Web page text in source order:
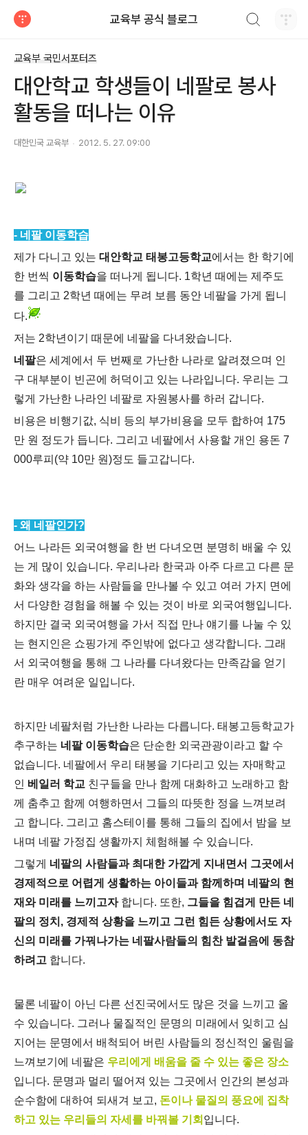
교육부 공식 블로그
교육부 국민서포터즈
대안학교 학생들이 네팔로 봉사
활동을 떠나는 이유
대한민국 교육부 2012. 5. 27. 09:00
- 네팔 이동학습
제가 다니고 있는 대안학교 태봉고등학교에서는 한 학기에
한 번씩 이동학습을 떠나게 됩니다. 1학년 때에는 제주도
를 그리고 2학년 때에는 무려 보름 동안 네팔을 가게 됩니
다.
저는 2학년이기 때문에 네팔을 다녀왔습니다.
네팔은 세계에서 두 번째로 가난한 나라로 알려졌으며 인
구 대부분이 빈곤에 허덕이고 있는 나라입니다. 우리는 그
렇게 가난한 나라인 네팔로 자원봉사를 하러 갑니다.
비용은 비행기값, 식비 등의 부가비용을 모두 합하여 175
만 원 정도가 듭니다. 그리고 네팔에서 사용할 개인 용돈 7
000루피(약 10만 원)정도 들고갑니다.
- 왜 네팔인가?
어느 나라든 외국여행을 한 번 다녀오면 분명히 배울 수 있
는 게 많이 있습니다. 우리나라 한국과 아주 다르고 다른 문
화와 생각을 하는 사람들을 만나볼 수 있고 여러 가지 면에
서 다양한 경험을 해볼 수 있는 것이 바로 외국여행입니다.
하지만 결국 외국여행을 가서 직접 만나 얘기를 나눌 수 있
는 현지인은 쇼핑가게 주인밖에 없다고 생각합니다. 그래
서 외국여행을 통해 그 나라를 다녀왔다는 만족감을 얻기
란 매우 여려운 일입니다.
하지만 네팔처럼 가난한 나라는 다릅니다. 태봉고등학교가
추구하는 네팔 이동학습은 단순한 외국관광이라고 할 수
없습니다. 네팔에서 우리 태봉을 기다리고 있는 자매학교
인 베일러 학교 친구들을 만나 함께 대화하고 노래하고 함
께 춤추고 함께 여행하면서 그들의 따뜻한 정을 느껴보려
고 합니다. 그리고 홈스테이를 통해 그들의 집에서 밤을 보
내며 네팔 가정집 생활까지 체험해볼 수 있습니다.
그렇게 네팔의 사람들과 최대한 가깝게 지내면서 그곳에서
경제적으로 어렵게 생활하는 아이들과 함께하며 네팔의 현
재와 미래를 느끼고자합니다. 또한, 그들을 힘겹게 만든 네
팔의 정치, 경제적 상황을 느끼고 그런 힘든 상황에서도 자
신의 미래를 가꿔나가는 네팔사람들의 힘찬 발걸음에 동참
하려고 합니다.
물론 네팔이 아닌 다른 선진국에서도 많은 것을 느끼고 올
수 있습니다. 그러나 물질적인 문명의 미래에서 잊히고 심
지어는 문명에서 배척되어 버린 사람들의 정신적인 울림을
느껴보기에 네팔은 우리 에게 배움을 줄 수 있는 좋은 장소
입니다. 문명과 멀리 떨어져 있는 그곳에서 인간의 본성과
순수함에 대하여 되새겨 보고, 돈이나 물질의 풍요에 집착
하고 있는 우리들의 자세를 바꿔볼 기회 입니다.